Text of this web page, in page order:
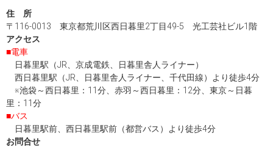
住 所
〒116-0013 東京都荒川区西日暮里2丁目49-5 光工芸社ビル1階
アクセス
■電車
日暮里駅（JR、京成電鉄、日暮里舎人ライナー）
西日暮里駅（JR、日暮里舎人ライナー、千代田線）より徒歩4分
※池袋～西日暮里：11分、赤羽～西日暮里：12分、東京～日暮
里：11分
■バス
日暮里駅前、西日暮里駅前（都営バス）より徒歩4分
お問合せ